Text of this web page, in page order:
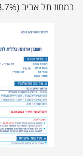
במחוז תל ‏אביב (28.7%).‏